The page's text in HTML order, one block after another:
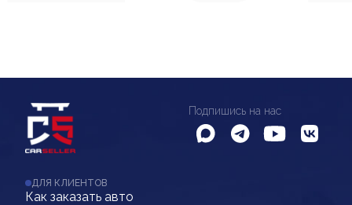
Подпишись на нас
ДЛЯ КЛИЕНТОВ
Как заказать авто